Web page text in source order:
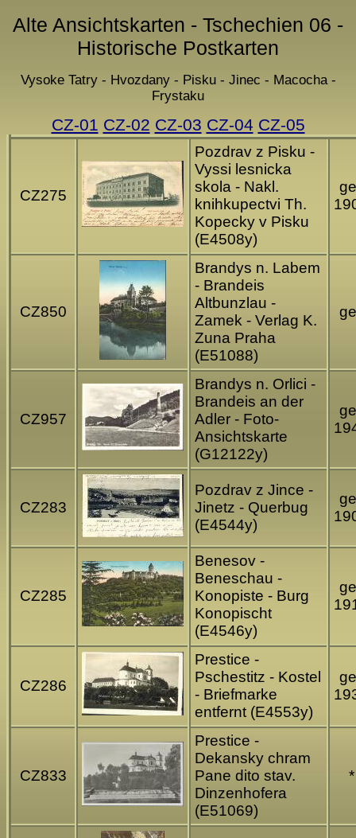
Alte Ansichtskarten - Tschechien 06 -
Historische Postkarten
Vysoke Tatry - Hvozdany - Pisku - Jinec - Macocha -
Frystaku
CZ-01 CZ-02 CZ-03 CZ-04 CZ-05
CZ275
Pozdrav z Pisku -
Vyssi lesnicka
skola - Nakl.
knihkupectvi Th.
Kopecky v Pisku
(E4508y)
CZ850
Brandys n. Labem
- Brandeis
Altbunzlau -
Zamek - Verlag K.
Zuna Praha
(E51088)
CZ957
Brandys n. Orlici -
Brandeis an der
Adler - Foto-
Ansichtskarte
(G12122y)
CZ283
Pozdrav z Jince -
Jinetz - Querbug
(E4544y)
CZ285
Benesov -
Beneschau -
Konopiste - Burg
Konopischt
(E4546y)
CZ286
Prestice -
Pschestitz - Kostel
- Briefmarke
entfernt (E4553y)
CZ833
Prestice -
Dekansky chram
Pane dito stav.
Dinzenhofera
(E51069)
*